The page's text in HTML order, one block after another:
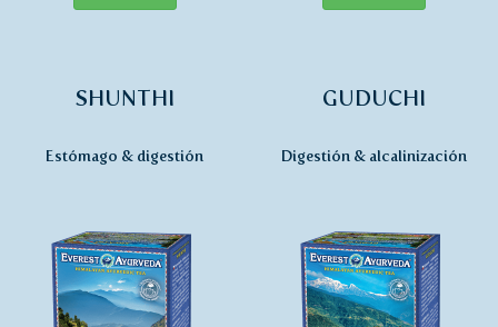
SHUNTHI
Estómago & digestión
GUDUCHI
Digestión & alcalinización